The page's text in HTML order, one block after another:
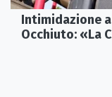
Intimidazione
Occhiuto: «La